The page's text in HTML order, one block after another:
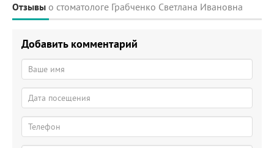
Отзывы о стоматологе Грабченко Светлана Ивановна
Добавить комментарий